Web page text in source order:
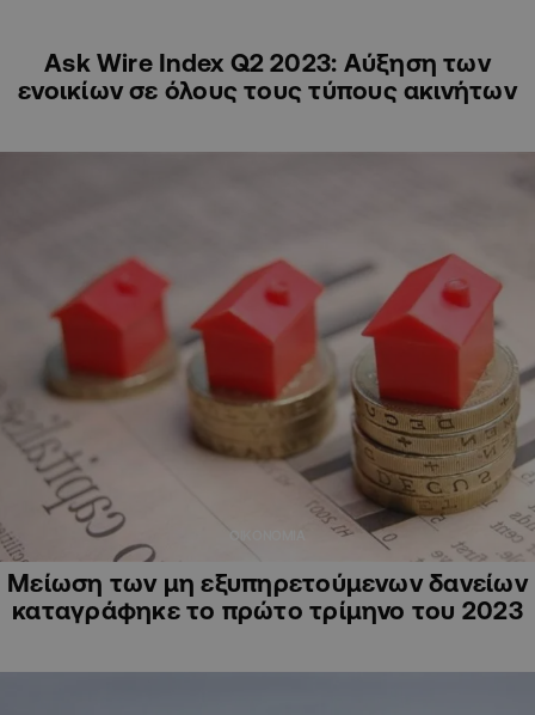
Ask Wire Index Q2 2023: Αύξηση των
ενοικίων σε όλους τους τύπους ακινήτων
ΟΙΚΟΝΟΜΙΑ
Μείωση των μη εξυπηρετούμενων δανείων
καταγράφηκε το πρώτο τρίμηνο του 2023